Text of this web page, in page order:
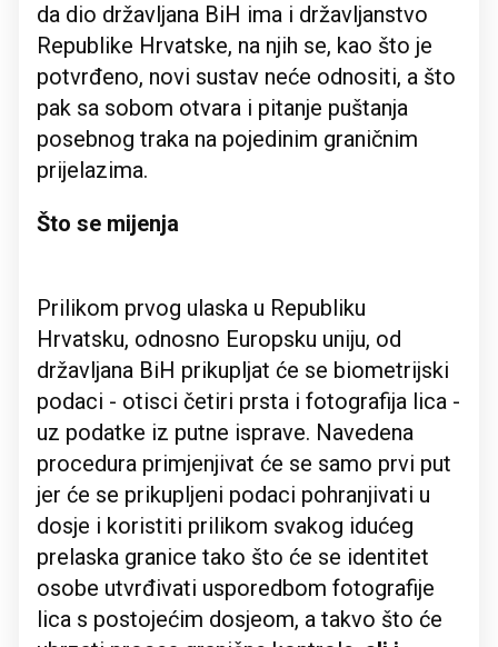
da dio državljana BiH ima i državljanstvo
Republike Hrvatske, na njih se, kao što je
potvrđeno, novi sustav neće odnositi, a što
pak sa sobom otvara i pitanje puštanja
posebnog traka na pojedinim graničnim
prijelazima.
Što se mijenja
Prilikom prvog ulaska u Republiku
Hrvatsku, odnosno Europsku uniju, od
državljana BiH prikupljat će se biometrijski
podaci - otisci četiri prsta i fotografija lica -
uz podatke iz putne isprave. Navedena
procedura primjenjivat će se samo prvi put
jer će se prikupljeni podaci pohranjivati u
dosje i koristiti prilikom svakog idućeg
prelaska granice tako što će se identitet
osobe utvrđivati usporedbom fotografije
lica s postojećim dosjeom, a takvo što će